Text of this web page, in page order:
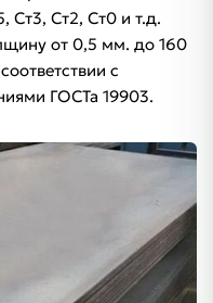
Ст3, Ст2, Ст0 и т.д.
от 0,5 мм. до 160
с
ГОСТа 19903.